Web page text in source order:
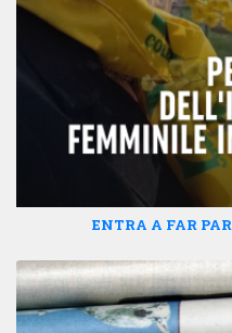
ENTRA A FAR